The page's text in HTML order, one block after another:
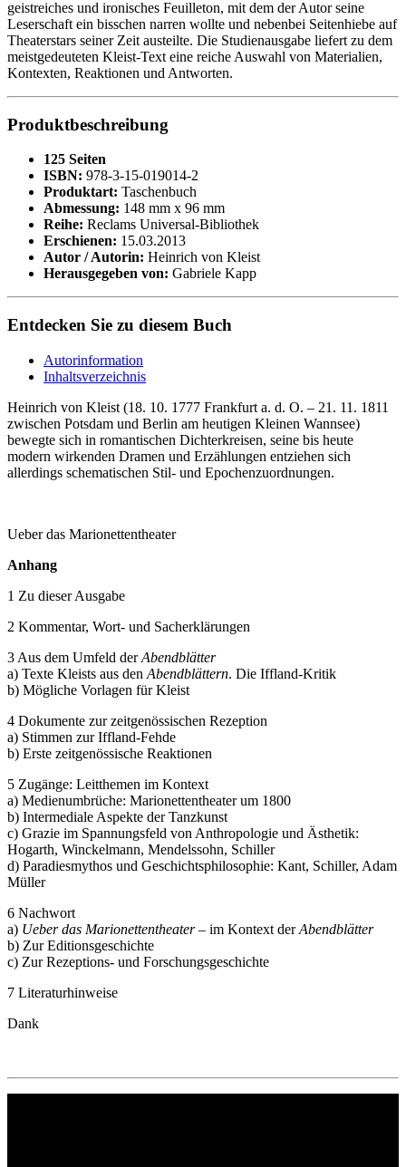
geistreiches und ironisches Feuilleton, mit dem der Autor seine
Leserschaft ein bisschen narren wollte und nebenbei Seitenhiebe auf
Theaterstars seiner Zeit austeilte. Die Studienausgabe liefert zu dem
meistgedeuteten Kleist-Text eine reiche Auswahl von Materialien,
Kontexten, Reaktionen und Antworten.
Produktbeschreibung
125 Seiten
ISBN: 978-3-15-019014-2
Produktart: Taschenbuch
Abmessung: 148 mm x 96 mm
Reihe: Reclams Universal-Bibliothek
Erschienen: 15.03.2013
Autor / Autorin: Heinrich von Kleist
Herausgegeben von: Gabriele Kapp
Entdecken Sie zu diesem Buch
Autorinformation
Inhaltsverzeichnis
Heinrich von Kleist (18. 10. 1777 Frankfurt a. d. O. – 21. 11. 1811
zwischen Potsdam und Berlin am heutigen Kleinen Wannsee)
bewegte sich in romantischen Dichterkreisen, seine bis heute
modern wirkenden Dramen und Erzählungen entziehen sich
allerdings schematischen Stil- und Epochenzuordnungen.
Ueber das Marionettentheater
Anhang
1 Zu dieser Ausgabe
2 Kommentar, Wort- und Sacherklärungen
3 Aus dem Umfeld derAbendblätter
a) Texte Kleists aus den Abendblättern. Die Iffland-Kritik
b) Mögliche Vorlagen für Kleist
4 Dokumente zur zeitgenössischen Rezeption
a) Stimmen zur Iffland-Fehde
b) Erste zeitgenössische Reaktionen
5 Zugänge: Leitthemen im Kontext
a) Medienumbrüche: Marionettentheater um 1800
b) Intermediale Aspekte der Tanzkunst
c) Grazie im Spannungsfeld von Anthropologie und Ästhetik:
Hogarth, Winckelmann, Mendelssohn, Schiller
d) Paradiesmythos und Geschichtsphilosophie: Kant, Schiller, Adam
Müller
6 Nachwort
a) Ueber das Marionettentheater– im Kontext derAbendblätter
b) Zur Editionsgeschichte
c) Zur Rezeptions- und Forschungsgeschichte
7 Literaturhinweise
Dank